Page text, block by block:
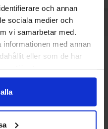
och annan
sociala medier och
vi samarbetar med.
med annan
eller som de har